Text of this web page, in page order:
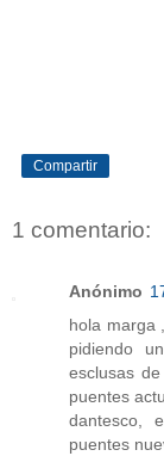
Compartir
1 comentario:
Anónimo
hola marga
pidiendo
esclusas
puentes
dantesco,
puentes